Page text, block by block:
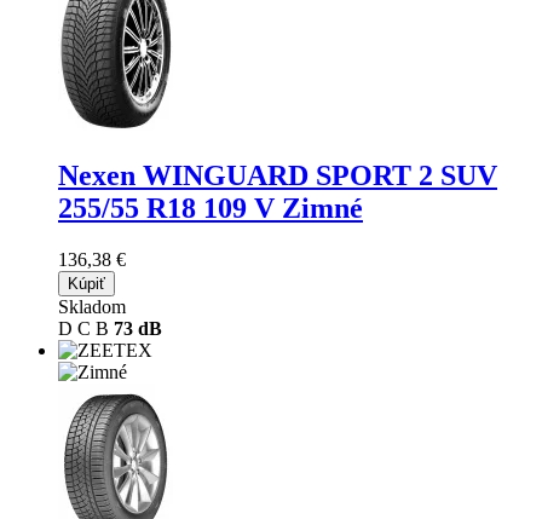
Nexen WINGUARD SPORT 2 SUV
255/55 R18 109 V Zimné
136,38 €
Kúpiť
Skladom
D C B 73 dB